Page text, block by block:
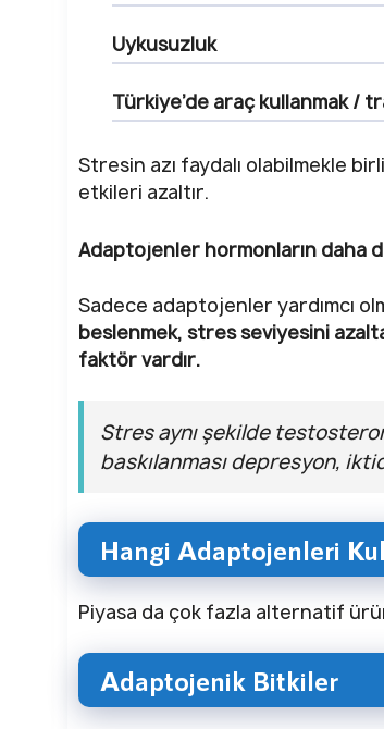
Uykusuzluk
Türkiye’de araç kullanmak /
Stresin azı faydalı olabilmekle
etkileri azaltır.
Adaptojenler hormonların daha
Sadece adaptojenler yardımcı
beslenmek, stres seviyesini
faktör vardır.
Stres aynı şekilde
baskılanması depresyon,
Hangi Adaptojenleri
Piyasa da çok fazla alternatif
Adaptojenik Bitkiler